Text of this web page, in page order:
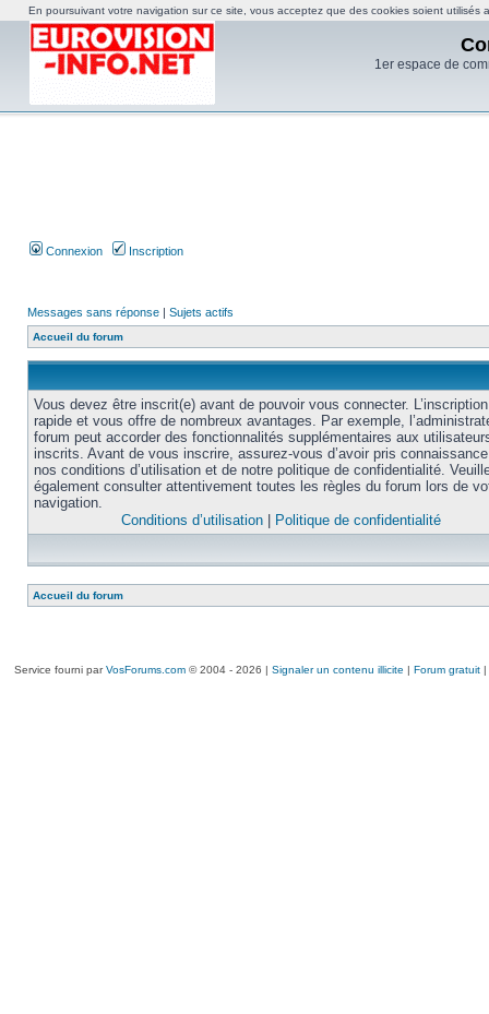
1er espace de
Connexion Inscription
Messages sans réponse | Sujets actifs
Accueil du forum
Vous devez être inscrit(e) avant de pouvoir vous connecter.
rapide et vous offre de nombreux avantages. Par exemple,
forum peut accorder des fonctionnalités supplémentaires aux
inscrits. Avant de vous inscrire, assurez-vous d’avoir pris
nos conditions d’utilisation et de notre politique de confidentialité.
également consulter attentivement toutes les règles du forum lors de
navigation.
Conditions d’utilisation
Politique de confidentialité
Accueil du forum
Service fourni parVosForums.com© 2004 - 2026 | Signaler un contenu illicite | Forum gratuit|
En poursuivant votre navigation sur ce site, vous acceptez que des cookies soient